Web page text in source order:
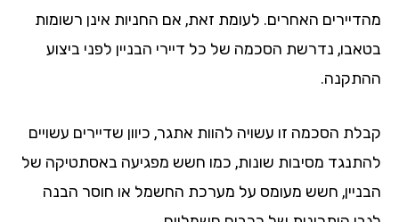
האחרים. לעומת זאת, אם החניות אינן רשומות
נדרשת הסכמה של כל דיירי הבניין לפני ביצוע
הסכמה זו עשויה להוות אתגר, כיוון שדיירים עשויים
מסיבות שונות, כמו חשש מפגיעה באסתטיקה של
חשש מעומס על מערכת החשמל או חוסר הבנה